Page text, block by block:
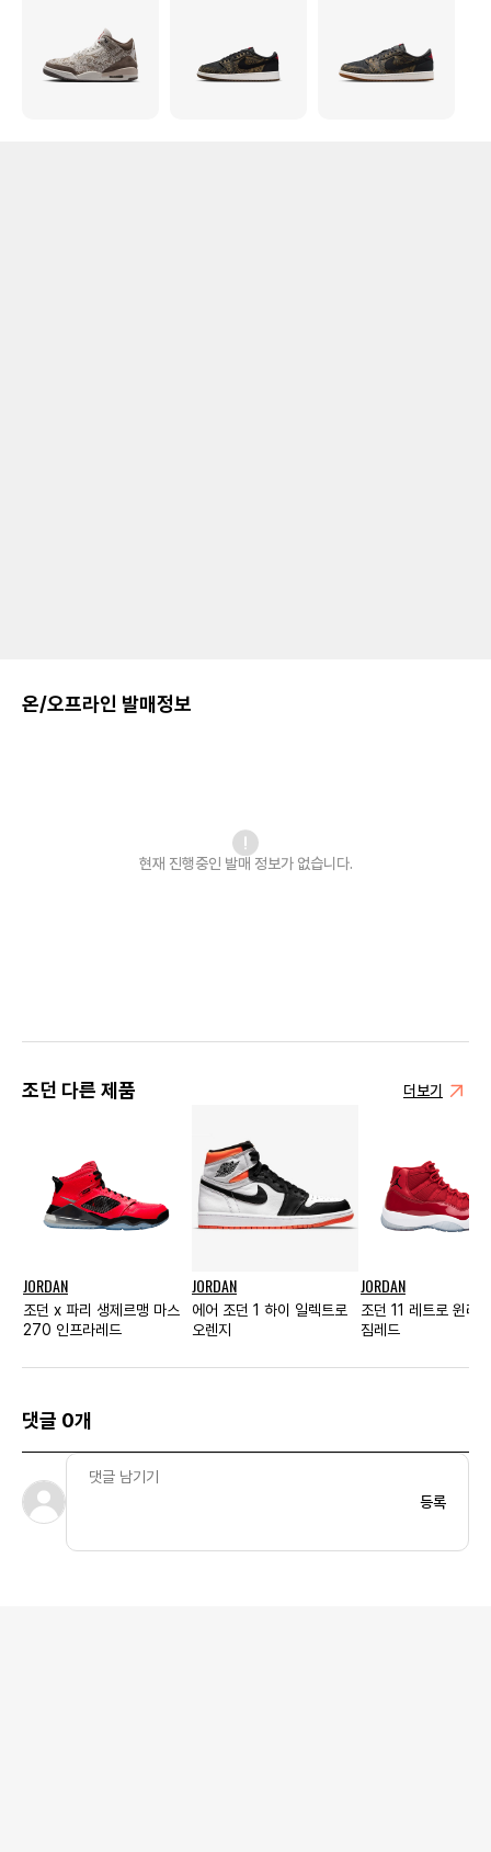
온/오프라인 발매정보
현재 진행중인 발매 정보가 없습니다.
조던 다른 제품 더보기
JORDAN
조던 x 파리 생제르맹 마스
270 인프라레드
JORDAN
에어 조던 1 하이 일렉트로
오렌지
JORDAN
조던 11 레트로 윈라
짐레드
댓글 0개
등록